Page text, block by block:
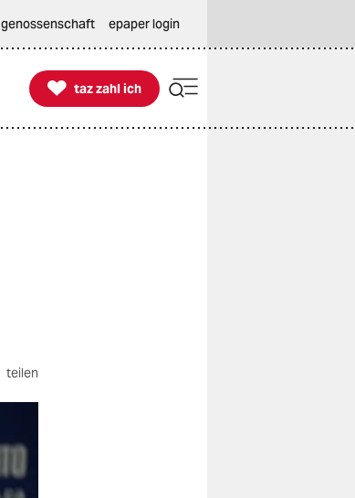
genossenschaft epaper login

taz zahl ich
taz zahl ich
teilen